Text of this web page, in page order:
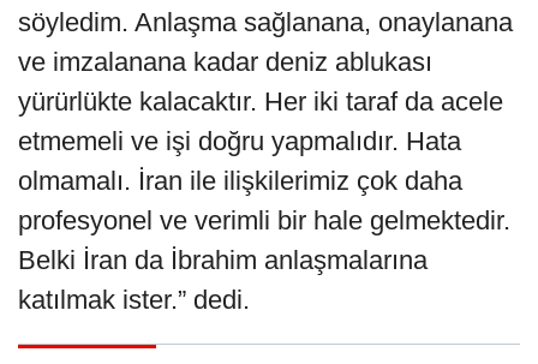
söyledim. Anlaşma sağlanana, onaylanana
ve imzalanana kadar deniz ablukası
yürürlükte kalacaktır. Her iki taraf da acele
etmemeli ve işi doğru yapmalıdır. Hata
olmamalı. İran ile ilişkilerimiz çok daha
profesyonel ve verimli bir hale gelmektedir.
Belki İran da İbrahim anlaşmalarına
katılmak ister.” dedi.